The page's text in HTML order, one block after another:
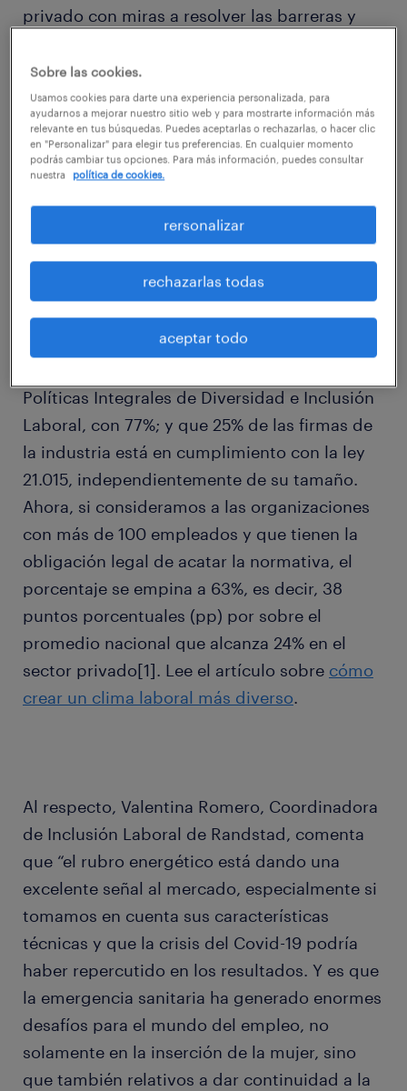
privado con miras a resolver las barreras y
femenino; la inclusión laboral de personas en
situación de discapacidad (PeSD) está
ganando terreno en la agenda del rubro.
Descubre las mejores prácticas de inclusión
laboral o solicita una cotización
De hecho, un estudio de Randstad, en el que
participaron 65 empresas de Energía, reveló
que la contratación de trabajadores con
discapacidad se encuentra en la segunda
Políticas Integrales de Diversidad e Inclusión
Laboral, con 77%; y que 25% de las firmas de
la industria está en cumplimiento con la ley
21.015, independientemente de su tamaño.
Ahora, si consideramos a las organizaciones
con más de 100 empleados y que tienen la
obligación legal de acatar la normativa, el
porcentaje se empina a 63%, es decir, 38
puntos porcentuales (pp) por sobre el
promedio nacional que alcanza 24% en el
sector privado[1]. Lee el artículo sobre cómo
crear un clima laboral más diverso.
Al respecto, Valentina Romero, Coordinadora
de Inclusión Laboral de Randstad, comenta
que “el rubro energético está dando una
excelente señal al mercado, especialmente si
tomamos en cuenta sus características
técnicas y que la crisis del Covid-19 podría
haber repercutido en los resultados. Y es que
la emergencia sanitaria ha generado enormes
desafíos para el mundo del empleo, no
solamente en la inserción de la mujer, sino
que también relativos a dar continuidad a la
Sobre las cookies.
Usamos cookies para darte una experiencia personalizada, para
ayudarnos a mejorar nuestro sitio web y para mostrarte información más
relevante en tus búsquedas. Puedes aceptarlas o rechazarlas, o hacer clic
en "Personalizar" para elegir tus preferencias. En cualquier momento
podrás cambiar tus opciones. Para más información, puedes consultar
nuestra
política de cookies.
rersonalizar
rechazarlas todas
aceptar todo